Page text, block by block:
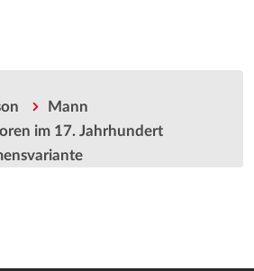
Mann
im 17. Jahrhundert